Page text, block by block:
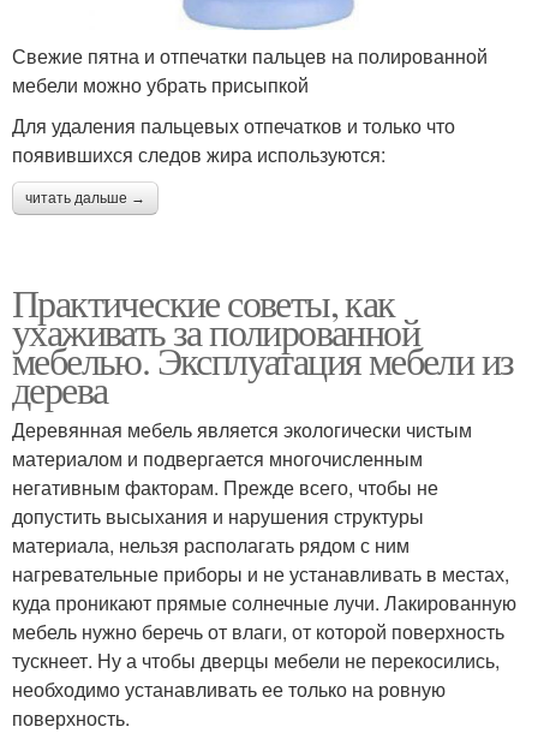
Свежие пятна и отпечатки пальцев на полированной
мебели можно убрать присыпкой
Для удаления пальцевых отпечатков и только что
появившихся следов жира используются:
читать дальше →
Практические советы, как
ухаживать за полированной
мебелью. Эксплуатация мебели из
дерева
Деревянная мебель является экологически чистым
материалом и подвергается многочисленным
негативным факторам. Прежде всего, чтобы не
допустить высыхания и нарушения структуры
материала, нельзя располагать рядом с ним
нагревательные приборы и не устанавливать в местах,
куда проникают прямые солнечные лучи. Лакированную
мебель нужно беречь от влаги, от которой поверхность
тускнеет. Ну а чтобы дверцы мебели не перекосились,
необходимо устанавливать ее только на ровную
поверхность.